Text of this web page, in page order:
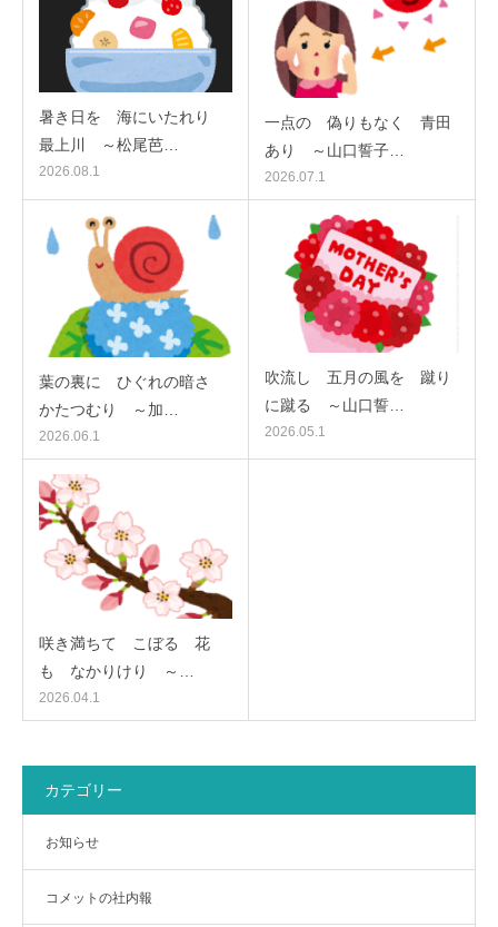
暑き日を 海にいたれり
最上川 ～松尾芭…
2026.08.1
一点の 偽りもなく 青田
あり ～山口誓子…
2026.07.1
葉の裏に ひぐれの暗さ
かたつむり ～加…
2026.06.1
吹流し 五月の風を 蹴り
に蹴る ～山口誓…
2026.05.1
咲き満ちて こぼるゝ花
も なかりけり ～…
2026.04.1
カテゴリー
お知らせ
コメットの社内報